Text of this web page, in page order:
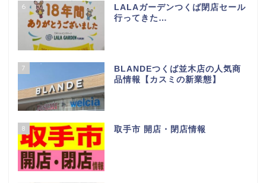
6
LALAガーデンつくば閉店セール
行ってきた…
7
BLANDEつくば並木店の人気商
品情報【カスミの新業態】
8 取手市 開店・閉店情報